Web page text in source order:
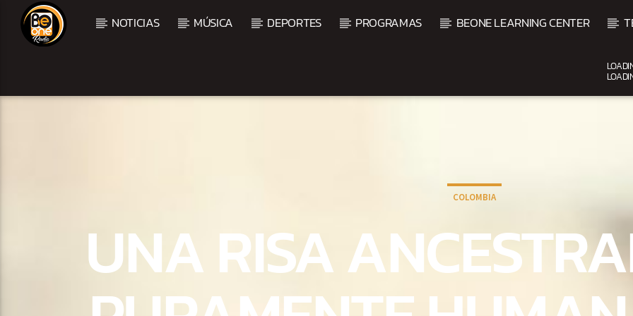
NOTICIAS MÚSICA DEPORTES PROGRAMAS BEONE LEARNING CENTER
COLOMBIA
UNA RISA